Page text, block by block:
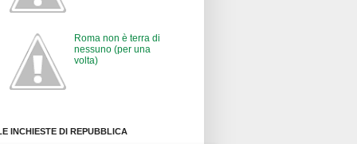
Roma non è terra di
nessuno (per una
volta)
INCHIESTE DI REPUBBLICA